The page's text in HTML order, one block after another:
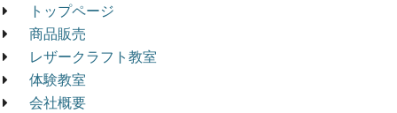
トップページ
商品販売
レザークラフト教室
体験教室
会社概要